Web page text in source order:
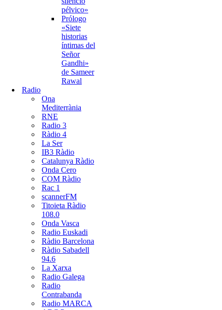
pélvico»
Prólogo
«Siete
historias
íntimas del
Señor
Gandhi»
de Sameer
Rawal
Radio
Ona
Mediterrània
RNE
Radio 3
Ràdio 4
La Ser
IB3 Ràdio
Catalunya Ràdio
Onda Cero
COM Ràdio
Rac 1
scannerFM
Titoieta Ràdio
108.0
Onda Vasca
Radio Euskadi
Ràdio Barcelona
Ràdio Sabadell
94.6
La Xarxa
Radio Galega
Radio
Contrabanda
Radio MARCA